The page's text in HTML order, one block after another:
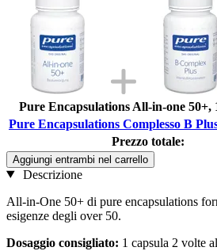
Pure Encapsulations All-in-one 50+,
Pure Encapsulations Complesso B
Prezzo totale:
Aggiungi entrambi nel carrello
Descrizione
All-in-One 50+ di pure encapsulations
esigenze degli over 50.
Dosaggio consigliato: 1 capsula 2 volte